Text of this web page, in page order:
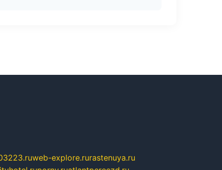
web-explore.rurastenuya.ru